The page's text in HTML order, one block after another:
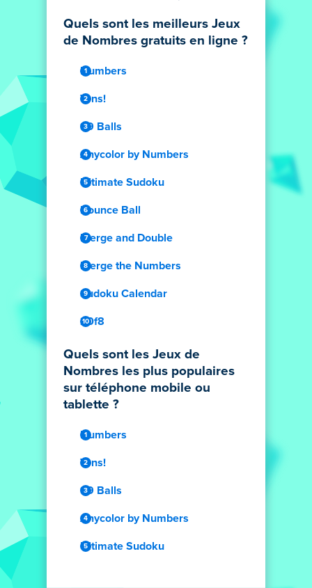
Quels sont les meilleurs Jeux
de Nombres gratuits en ligne ?
Numbers
Tens!
99 Balls
Anycolor by Numbers
Ultimate Sudoku
Bounce Ball
Merge and Double
Merge the Numbers
Sudoku Calendar
20f8
Quels sont les Jeux de
Nombres les plus populaires
sur téléphone mobile ou
tablette ?
Numbers
Tens!
99 Balls
Anycolor by Numbers
Ultimate Sudoku